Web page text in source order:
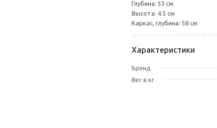
Глубина: 53 см
Высота: 4.5 см
Каркас, глубина: 58 см
Характеристики
Бренд
Вес в кг.